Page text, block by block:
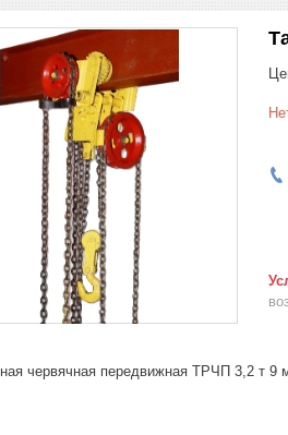
червячная передвижная ТРЧП 3,2 т 9